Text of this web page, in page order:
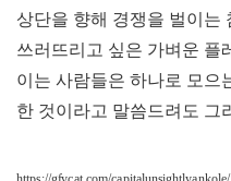
상단을 향해 경쟁을 벌이는
쓰러뜨리고 싶은 가벼운 플
이는 사람들은 하나로 모으
한 것이라고 말씀드려도 그